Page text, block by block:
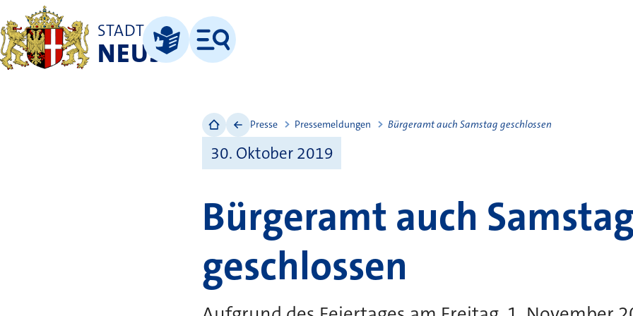
STADT
NEUSSLeichte Sprache
Menü
Presse Pressemeldungen Bürgeramt auch Samstag geschlossen
30. Oktober 2019
Bürgeramt auch Samstag
geschlossen